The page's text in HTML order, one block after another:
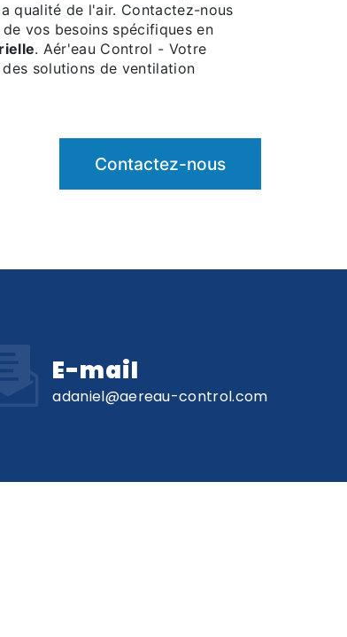
qualité de l'air. Contactez-nous
vos besoins spécifiques en
. Aér'eau Control - Votre
solutions de ventilation
Contactez-nous
E-mail
adaniel@aereau-control.com